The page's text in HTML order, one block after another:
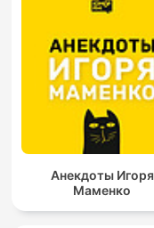
Анекдоты Игоря
Маменко